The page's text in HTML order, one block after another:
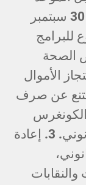
النهائي لتمرير ميزانية الحكومة في 30 سبتمبر
للبرامج
الصحة
2. وقف احتجاز الأموال
عن صرف
الكونغرس
بالفعل، وهو إجراء وصفوه بغير القانوني. 3. إعادة